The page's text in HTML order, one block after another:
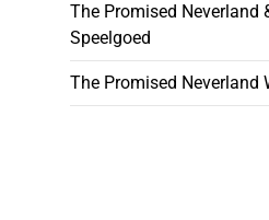
The Promised Neverland
Speelgoed
The Promised Neverland